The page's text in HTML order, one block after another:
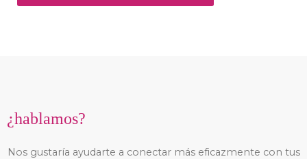
¿hablamos?
Nos gustaría ayudarte a conectar más eficazmente con tus